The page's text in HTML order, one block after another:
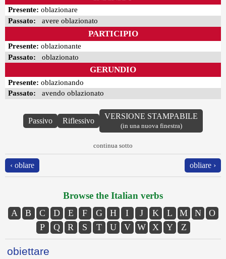
Presente: oblazionare
Passato: avere oblazionato
PARTICIPIO
Presente: oblazionante
Passato: oblazionato
GERUNDIO
Presente: oblazionando
Passato: avendo oblazionato
Passivo Riflessivo
VERSIONE STAMPABILE
(in una nuova finestra)
continua sotto
‹ oblare obliare ›
Browse the Italian verbs
A B C D E F G H I J K L M N
O
P
Q R S T U V W X Y Z
obiettare